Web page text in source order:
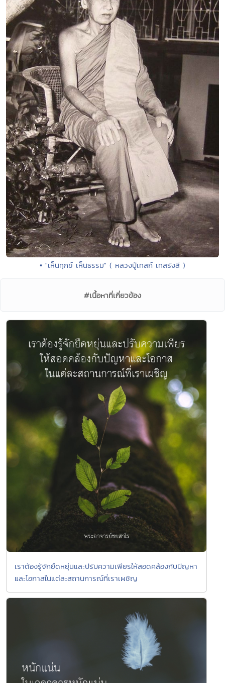
• "เห็นทุกข์ เห็นธรรม" ( หลวงปู่เทสก์ เทสรังสี )
#เนื้อหาที่เกี่ยวข้อง
เราต้องรู้จักยืดหยุ่นและปรับความเพียรให้สอดคล้องกับปัญหา
และโอกาสในแต่ละสถานการณ์ที่เราเผชิญ